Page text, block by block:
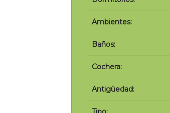
Ambientes:
Baños:
Cochera:
Antigüedad: